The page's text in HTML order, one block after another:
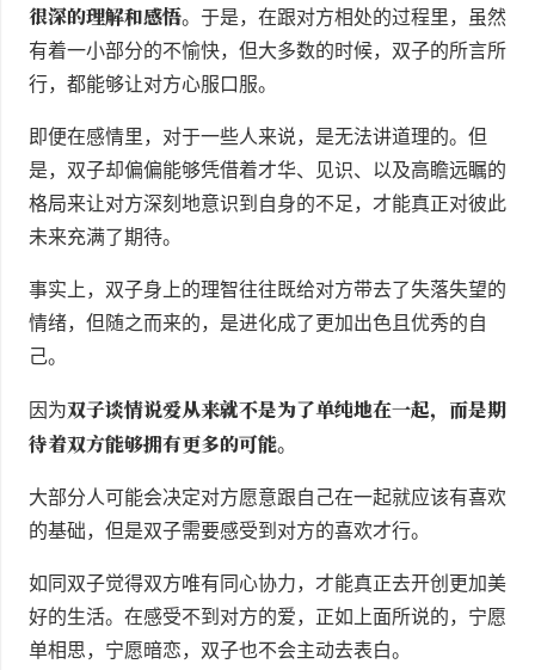
很深的理解和感悟。于是，在跟对方相处的过程里，虽然
有着一小部分的不愉快，但大多数的时候，双子的所言所
行，都能够让对方心服口服。
即便在感情里，对于一些人来说，是无法讲道理的。但
是，双子却偏偏能够凭借着才华、见识、以及高瞻远瞩的
格局来让对方深刻地意识到自身的不足，才能真正对彼此
未来充满了期待。
事实上，双子身上的理智往往既给对方带去了失落失望的
情绪，但随之而来的，是进化成了更加出色且优秀的自
己。
因为双子谈情说爱从来就不是为了单纯地在一起，而是期
待着双方能够拥有更多的可能。
大部分人可能会决定对方愿意跟自己在一起就应该有喜欢
的基础，但是双子需要感受到对方的喜欢才行。
如同双子觉得双方唯有同心协力，才能真正去开创更加美
好的生活。在感受不到对方的爱，正如上面所说的，宁愿
单相思，宁愿暗恋，双子也不会主动去表白。